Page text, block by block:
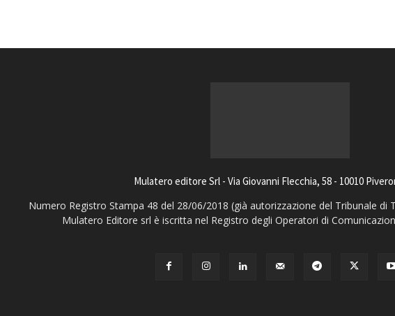
Mulatero editore Srl - Via Giovanni Flecchia, 58 - 10010
Numero Registro Stampa 48 del 28/06/2018 (già autorizzazione del Tribunale di
Mulatero Editore srl è iscritta nel Registro degli Operatori di